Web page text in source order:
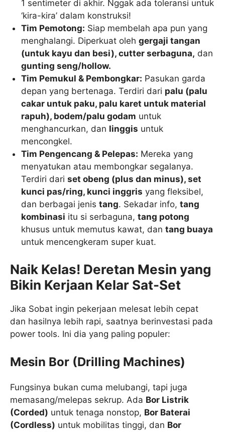
1 sentimeter di akhir. Nggak ada toleransi untuk
‘kira-kira’ dalam konstruksi!
Tim Pemotong: Siap membelah apa pun yang
menghalangi. Diperkuat olehgergaji tangan
(untuk kayu dan besi), cutter serbaguna, dan
gunting seng/hollow.
Tim Pemukul & Pembongkar: Pasukan garda
depan yang bertenaga. Terdiri dari palu (palu
cakar untuk paku, palu karet untuk material
rapuh), bodem/palu godam untuk
menghancurkan, dan linggis untuk
mencongkel.
Tim Pengencang & Pelepas: Mereka yang
menyatukan atau membongkar segalanya.
Terdiri dariset obeng (plus dan minus), set
kunci pas/ring, kunci inggris yang fleksibel,
dan berbagai jenistang. Sekadar info,tang
kombinasi itu si serbaguna,tang potong
khusus untuk memutus kawat, dantang buaya
untuk mencengkeram super kuat.
Naik Kelas! Deretan Mesin yang
Bikin Kerjaan Kelar Sat-Set
Jika Sobat ingin pekerjaan melesat lebih cepat
dan hasilnya lebih rapi, saatnya berinvestasi pada
power tools. Ini dia yang paling populer:
Mesin Bor (Drilling Machines)
Fungsinya bukan cuma melubangi, tapi juga
memasang/melepas sekrup. Ada Bor Listrik
(Corded) untuk tenaga nonstop, Bor Baterai
(Cordless) untuk mobilitas tinggi, dan Bor